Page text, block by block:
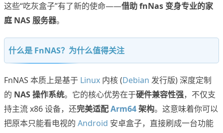
这些“吃灰盒子”有了新的使命——借助 fnNas 变身专业的家
庭 NAS 服务器。
什么是 FnNAS？为什么值得关注
FnNAS 本质上是基于 Linux 内核 (Debian 发行版) 深度定制
的 NAS 操作系统。它的核心优势在于硬件兼容性强，不仅支
持主流 x86 设备，还完美适配Arm64架构。这意味着你可以
把原本只能看电视的 Android 安卓盒子，直接刷成一台功能